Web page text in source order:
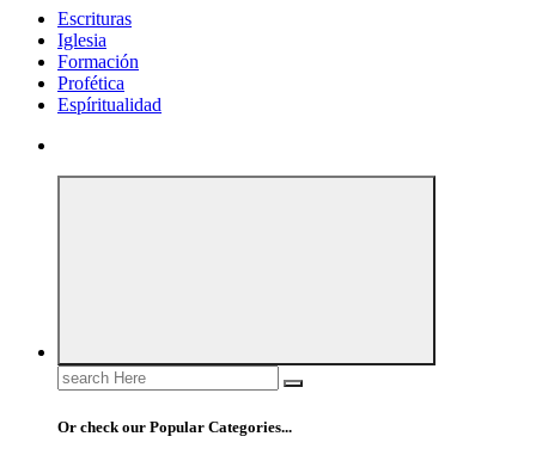
Escrituras
Iglesia
Formación
Profética
Espíritualidad
Search
for:
Or check our Popular Categories...